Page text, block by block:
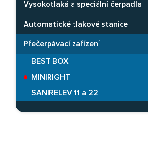
Vysokotlaká a speciální čerpadla
Automatické tlakové stanice
Přečerpávací zařízení
BEST BOX
MINIRIGHT
SANIRELEV 11 a 22